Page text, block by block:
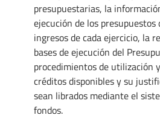
presupuestarias, la
ejecución de los presupuestos
ingresos de cada ejercicio, la
bases de ejecución del
procedimientos de utilización
créditos disponibles y su
sean librados mediante el
fondos.